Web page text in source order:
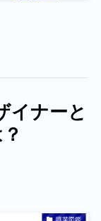
イナーと
職業図鑑